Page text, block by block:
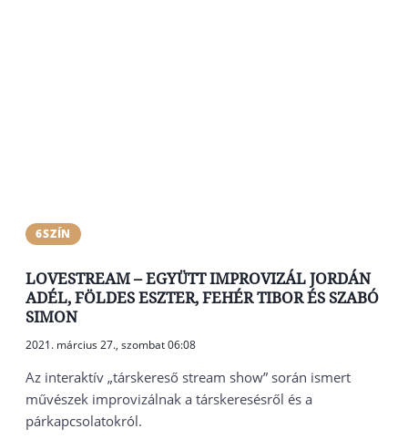
6SZÍN
LOVESTREAM – EGYÜTT IMPROVIZÁL JORDÁN
ADÉL, FÖLDES ESZTER, FEHÉR TIBOR ÉS SZABÓ
SIMON
2021. március 27., szombat 06:08
Az interaktív „társkereső stream show” során ismert
művészek improvizálnak a társkeresésről és a
párkapcsolatokról.